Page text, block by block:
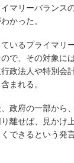
マリーバランス
かった。
いるプライマリ
で、その対象に
政法人や特別会
まれる。
政府の一部から
離せば、見かけ
できるという発